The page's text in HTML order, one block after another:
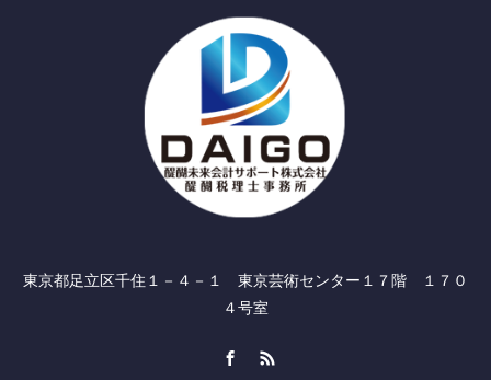
東京都足立区千住１－４－１ 東京芸術センター１７階 １７０
４号室